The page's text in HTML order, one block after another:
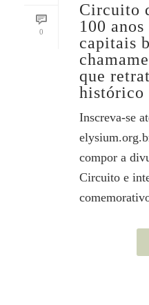
0
Circuito
100
capitais
que
histórico
Inscreva-se
compor a
Circuito e